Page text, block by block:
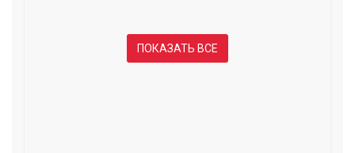
ПОКАЗАТЬ ВСЕ